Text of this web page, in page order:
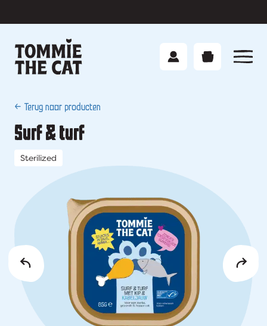
Onze producten
Over Tommie
Contact
Voedingsadvies
<- Terug naar producten
Surf & turf
Sterilized